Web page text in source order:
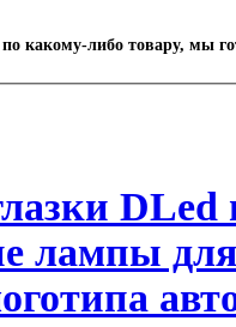
по какому-либо товару, мы
DLed
лампы